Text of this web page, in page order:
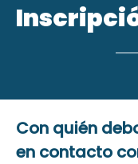
Con quién
en contacto